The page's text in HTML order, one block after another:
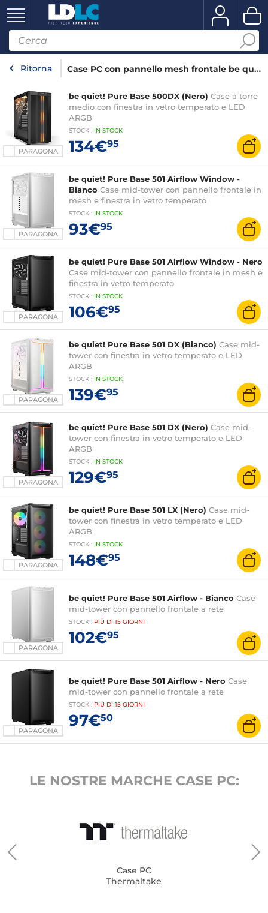
Ritorna Case PC con pannello mesh frontale be quiet!
PARAGONA
be quiet! Pure Base 500DX (Nero) Case a torre
medio con finestra in vetro temperato e LED
ARGB
STOCK : IN STOCK
134€95
PARAGONA
be quiet! Pure Base 501 Airflow Window -
Bianco Case mid-tower con pannello frontale in
mesh e finestra in vetro temperato
STOCK : IN STOCK
93€95
PARAGONA
be quiet! Pure Base 501 Airflow Window - Nero
Case mid-tower con pannello frontale in mesh e
finestra in vetro temperato
STOCK : IN STOCK
106€95
PARAGONA
be quiet! Pure Base 501 DX (Bianco) Case mid-
tower con finestra in vetro temperato e LED
ARGB
STOCK : IN STOCK
139€95
PARAGONA
be quiet! Pure Base 501 DX (Nero) Case mid-
tower con finestra in vetro temperato e LED
ARGB
STOCK : IN STOCK
129€95
PARAGONA
be quiet! Pure Base 501 LX (Nero) Case mid-
tower con finestra in vetro temperato e LED
ARGB
STOCK : IN STOCK
148€95
PARAGONA
be quiet! Pure Base 501 Airflow - Bianco Case
mid-tower con pannello frontale a rete
STOCK : PIÙ DI 15 GIORNI
102€95
PARAGONA
be quiet! Pure Base 501 Airflow - Nero Case
mid-tower con pannello frontale a rete
STOCK : PIÙ DI 15 GIORNI
97€50
LE NOSTRE MARCHE CASE PC:
Case PC
Thermaltake